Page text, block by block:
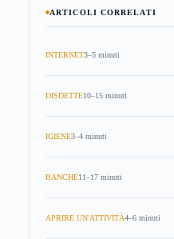
ARTICOLI CORRELATI
INTERNET3–5 minuti
DISDETTE10–15 minuti
IGIENE3–4 minuti
BANCHE11–17 minuti
APRIRE UN'ATTIVITÀ4–6 minuti